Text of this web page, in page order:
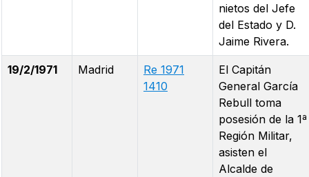
nietos del Jefe
del Estado y D.
Jaime Rivera.
19/2/1971 Madrid
Re 1971
1410
El Capitán
General García
Rebull toma
posesión de la 1ª
Región Militar,
asisten el
Alcalde de